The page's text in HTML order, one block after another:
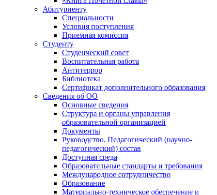
Абитуриенту
Специальности
Условия поступления
Приемная комиссия
Студенту
Студенческий совет
Воспитательная работа
Антитеррор
Библиотека
Сертификат дополнительного образования
Сведения об ОО
Основные сведения
Структура и органы управления
образовательной организацией
Документы
Руководство. Педагогический (научно-
педагогический) состав
Доступная среда
Образовательные стандарты и требования
Международное сотрудничество
Образование
Материально-техническое обеспечение и